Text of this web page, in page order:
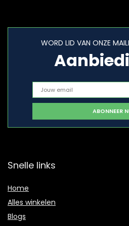
WORD LID VAN ONZE
Snelle links
Home
Alles winkelen
Blogs